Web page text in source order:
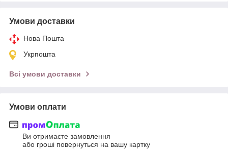
Умови доставки
Нова Пошта
Укрпошта
Всі умови доставки
Умови оплати
Ви отримаєте замовлення
або гроші повернуться на вашу картку